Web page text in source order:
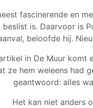
fascinerende en
is. Daarvoor is
beloofde hij.
in De Muur komt
ze hem weleens had
geantwoord: alles
Het kan niet anders